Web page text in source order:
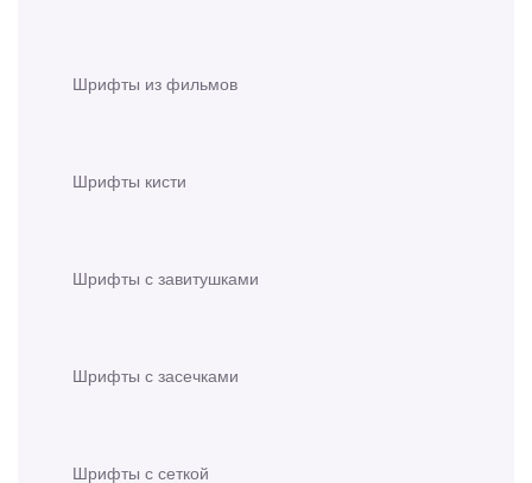
Шрифты из фильмов
Шрифты кисти
Шрифты с завитушками
Шрифты с засечками
Шрифты с сеткой